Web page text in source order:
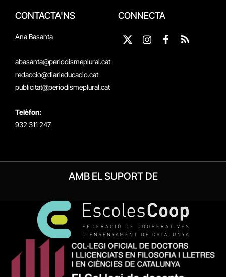
CONTACTA'NS
Ana Basanta
abasanta@periodismeplural.cat
redaccio@diarieducacio.cat
publicitat@periodismeplural.cat
Telèfon:
932 311 247
CONNECTA
X
Instagram
Facebook
RSS
AMB EL SUPORT DE